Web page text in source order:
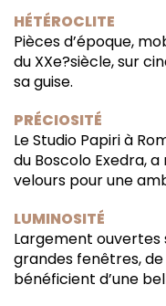
HÉTÉROCLITE
Pièces d’époque,
du XXe?siècle, sur
sa guise.
PRÉCIOSITÉ
Le Studio Papiri à
du Boscolo Exedra,
velours pour une
LUMINOSITÉ
Largement ouvertes
grandes fenêtres,
bénéficient d’une